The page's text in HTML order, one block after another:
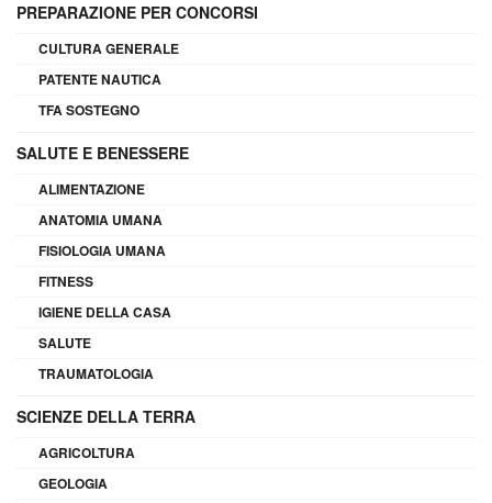
PREPARAZIONE PER CONCORSI
CULTURA GENERALE
PATENTE NAUTICA
TFA SOSTEGNO
SALUTE E BENESSERE
ALIMENTAZIONE
ANATOMIA UMANA
FISIOLOGIA UMANA
FITNESS
IGIENE DELLA CASA
SALUTE
TRAUMATOLOGIA
SCIENZE DELLA TERRA
AGRICOLTURA
GEOLOGIA